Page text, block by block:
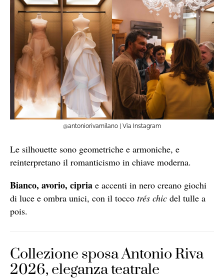
@antoniorivamilano | Via Instagram
Le silhouette sono geometriche e armoniche, e
reinterpretano il romanticismo in chiave moderna.
Bianco, avorio, cipria e accenti in nero creano giochi
di luce e ombra unici, con il tocco trés chic del tulle a
pois.
Collezione sposa Antonio Riva
2026, eleganza teatrale